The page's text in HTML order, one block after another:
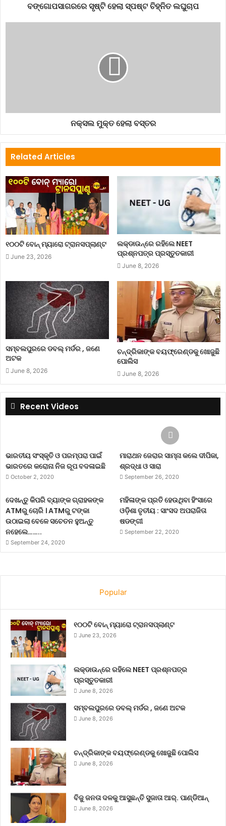
ବଙ୍ଗୋପସାଗରରେ ସୃଷ୍ଟି ହେଲା ସ୍ପଷ୍ଟ ଚିହ୍ନିତ ଲଘୁଚାପ
ନକ୍ସଲ ମୁକ୍ତ ହେଲା ବସ୍ତର
Related Articles
୧୦୦ଟି ବୋନ୍ ମ୍ୟାରୋ ଟ୍ରାନସପ୍ଲାଣ୍ଟ
June 23, 2026
ଲକ୍‌ଡାଉନ୍‌ରେ ରହିଲେ NEET
ପ୍ରଶ୍ନପତ୍ର ପ୍ରସ୍ତୁତକାରୀ
June 8, 2026
ସମ୍ବଲପୁରରେ ଡବଲ୍ ମର୍ଡର , ଜଣେ
ଅଟକ
June 8, 2026
ଚନ୍ଦ୍ରିକାଙ୍କ ବୟଫ୍ରେଣ୍ଡକୁ ଖୋଜୁଛି
ପୋଲିସ
June 8, 2026
Recent Videos
ଭାରତୀୟ ସଂସ୍କୃତି ଓ ପରମ୍ପରା ପାଇଁ
ଭାରତରେ କରୋନା ନିଜ ରୂପ ବଦଳାଇଛି
October 2, 2020
ମାରାଥନ ଜେରାର ସାମ୍ନା କଲେ ଦୀପିକା,
ଶ୍ରଦ୍ଧା ଓ ସାରା
September 26, 2020
ଦେଖନ୍ତୁ କିପରି ବ୍ୟାଙ୍କ ଗ୍ରାହକଙ୍କ
ATMରୁ ଚୋରି । ATMରୁ ଟଙ୍କା
ଉଠାଇଲା ବେଳେ ସଚେତନ ହୁଅନ୍ତୁ
ନହେଲେ……..
September 24, 2020
ମହିଳାଙ୍କ ପ୍ରତି ହେଉଥିବା ହିଂସାରେ
ଓଡ଼ିଶା ତୃତୀୟ : ସାଂସଦ ଅପରାଜିତା
ଷଡଙ୍ଗୀ
September 22, 2020
Popular
୧୦୦ଟି ବୋନ୍ ମ୍ୟାରୋ ଟ୍ରାନସପ୍ଲାଣ୍ଟ
June 23, 2026
ଲକ୍‌ଡାଉନ୍‌ରେ ରହିଲେ NEET ପ୍ରଶ୍ନପତ୍ର
ପ୍ରସ୍ତୁତକାରୀ
June 8, 2026
ସମ୍ବଲପୁରରେ ଡବଲ୍ ମର୍ଡର , ଜଣେ ଅଟକ
June 8, 2026
ଚନ୍ଦ୍ରିକାଙ୍କ ବୟଫ୍ରେଣ୍ଡକୁ ଖୋଜୁଛି ପୋଲିସ
June 8, 2026
ବିଜୁ ଜନତା ଦଳକୁ ଆସୁଛନ୍ତି ସୁଜାତା ଆର୍‌. ପାଣ୍ଡିଆନ୍
June 8, 2026